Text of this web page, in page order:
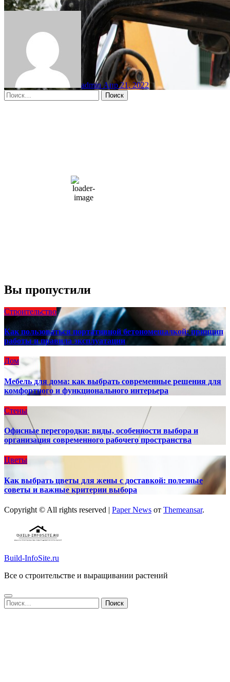
adminАпр 21, 2022
Найти:
66 %
1004 мб
10 mph
Вы пропустили
Строительство
Как пользоваться портативной бетономешалкой: принцип
работы и правила эксплуатации
Дом
Мебель для дома: как выбрать современные решения для
комфортного и функционального интерьера
Стены
Офисные перегородки: виды, особенности выбора и
организация современного рабочего пространства
Цветы
Как выбрать цветы для жены с доставкой: полезные
советы и важные критерии выбора
Copyright © All rights reserved | Paper News от Themeansar.
Build-InfoSite.ru
Все о строительстве и выращивании растений
Найти: